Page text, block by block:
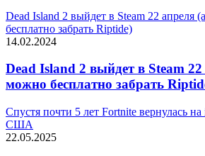
Dead Island 2 выйдет в Steam 22 апреля
бесплатно забрать Riptide)
14.02.2024
Dead Island 2 выйдет в Steam
можно бесплатно забрать
Спустя почти 5 лет Fortnite вернулась на
США
22.05.2025